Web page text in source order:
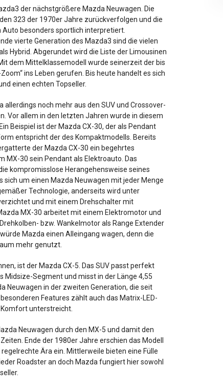
der nächstgrößere Mazda Neuwagen. Die
323 der 1970er Jahre zurückverfolgen und die
besonders sportlich interpretiert.
vierte Generation des Mazda3 sind die vielen
Hybrid. Abgerundet wird die Liste der Limousinen
dem Mittelklassemodell wurde seinerzeit der bis
ins Leben gerufen. Bis heute handelt es sich
einen echten Topseller.
noch mehr aus den SUV und Crossover-
Vor allem in den letzten Jahren wurde in diesem
Beispiel ist der Mazda CX-30, der als Pendant
entspricht der des Kompaktmodells. Bereits
der Mazda CX-30 ein begehrtes
MX-30 sein Pendant als Elektroauto. Das
kompromisslose Herangehensweise seines
sich um einen Mazda Neuwagen mit jeder Menge
Technologie, anderseits wird unter
und mit einem Drehschalter mit
MX-30 arbeitet mit einem Elektromotor und
bzw. Wankelmotor als Range Extender
Mazda einen Alleingang wagen, denn die
mehr genutzt.
ist der Mazda CX-5. Das SUV passt perfekt
Midsize-Segment und misst in der Länge 4,55
Neuwagen in der zweiten Generation, die seit
Features zählt auch das Matrix-LED-
unterstreicht.
Neuwagen durch den MX-5 und damit den
Ende der 1980er Jahre erschien das Modell
Ära ein. Mittlerweile bieten eine Fülle
Roadster an doch Mazda fungiert hier sowohl